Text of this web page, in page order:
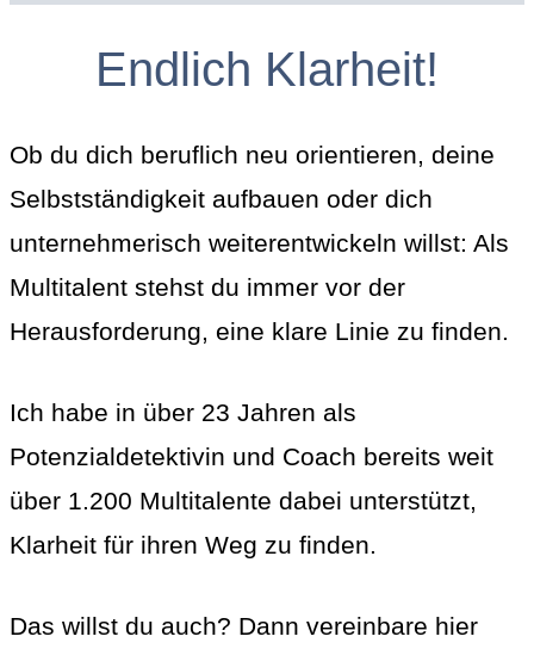
Endlich Klarheit!
Ob du dich beruflich neu orientieren, deine
Selbstständigkeit aufbauen oder dich
unternehmerisch weiterentwickeln willst: Als
Multitalent stehst du immer vor der
Herausforderung, eine klare Linie zu finden.
Ich habe in über 23 Jahren als
Potenzialdetektivin und Coach bereits weit
über 1.200 Multitalente dabei unterstützt,
Klarheit für ihren Weg zu finden.
Das willst du auch? Dann vereinbare hier